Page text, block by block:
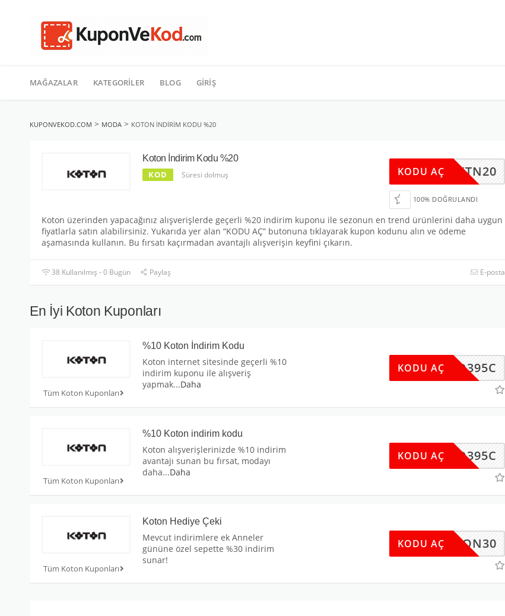
geç
MAĞAZALAR KATEGORILER BLOG GIRIŞ
KUPONVEKOD.COM > MODA > KOTON İNDIRIM KODU %20
Koton İndirim Kodu %20
KOD Süresi dolmuş KTN20
KODU AÇ
100% DOĞRULANDI
Koton üzerinden yapacağınız alışverişlerde geçerli %20 indirim kuponu ile sezonun en trend ürünlerini daha uygun
fiyatlarla satın alabilirsiniz. Yukarıda yer alan “KODU AÇ” butonuna tıklayarak kupon kodunu alın ve ödeme
aşamasında kullanın. Bu fırsatı kaçırmadan avantajlı alışverişin keyfini çıkarın.
38 Kullanılmış - 0 Bugün Paylaş E-posta
En İyi Koton Kuponları
Tüm Koton Kuponları
%10 Koton İndirim Kodu
Koton internet sitesinde geçerli %10
indirim kuponu ile alışveriş
yapmak...Daha
T3D395C
KODU AÇ
Tüm Koton Kuponları
%10 Koton indirim kodu
Koton alışverişlerinizde %10 indirim
avantajı sunan bu fırsat, modayı
daha...Daha
T3D395C
KODU AÇ
Tüm Koton Kuponları
Koton Hediye Çeki
Mevcut indirimlere ek Anneler
gününe özel sepette %30 indirim
sunar!
KOTON30
KODU AÇ